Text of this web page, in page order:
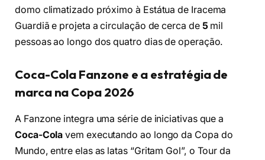
domo climatizado próximo à Estátua de Iracema
Guardiã e projeta a circulação de cerca de 5mil
pessoas ao longo dos quatro dias de operação.
Coca-Cola Fanzone e a estratégia de
marca na Copa 2026
A Fanzone integra uma série de iniciativas que a
Coca-Cola vem executando ao longo da Copa do
Mundo, entre elas as latas “Gritam Gol”, o Tour da